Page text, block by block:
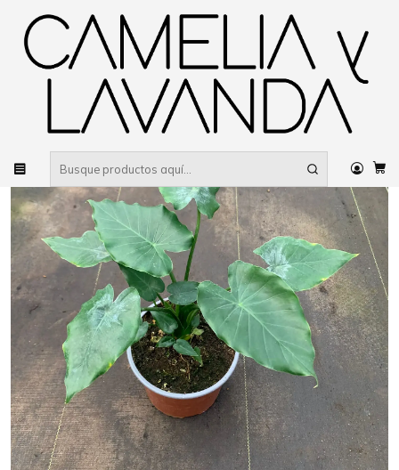
Inicio Planta Plantas De interior Alocasia Wentii